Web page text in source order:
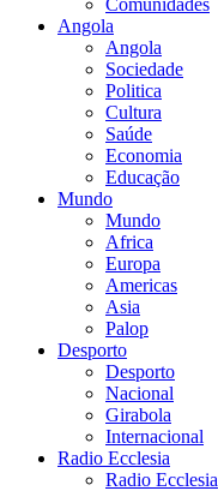
Comunidades
Angola
Angola
Sociedade
Politica
Cultura
Saúde
Economia
Educação
Mundo
Mundo
Africa
Europa
Americas
Asia
Palop
Desporto
Desporto
Nacional
Girabola
Internacional
Radio Ecclesia
Radio Ecclesia